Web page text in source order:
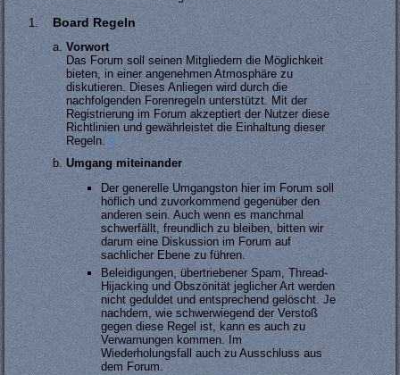
Board Regeln
Vorwort
Das Forum soll seinen Mitgliedern die Möglichkeit
bieten, in einer angenehmen Atmosphäre zu
diskutieren. Dieses Anliegen wird durch die
nachfolgenden Forenregeln unterstützt. Mit der
Registrierung im Forum akzeptiert der Nutzer diese
Richtlinien und gewährleistet die Einhaltung dieser
Regeln. #
Umgang miteinander
Der generelle Umgangston hier im Forum soll
höflich und zuvorkommend gegenüber den
anderen sein. Auch wenn es manchmal
schwerfällt, freundlich zu bleiben, bitten wir
darum eine Diskussion im Forum auf
sachlicher Ebene zu führen.
Beleidigungen, übertriebener Spam, Thread-
Hijacking und Obszönität jeglicher Art werden
nicht geduldet und entsprechend gelöscht. Je
nachdem, wie schwerwiegend der Verstoß
gegen diese Regel ist, kann es auch zu
Verwarnungen kommen. Im
Wiederholungsfall auch zu Ausschluss aus
dem Forum.